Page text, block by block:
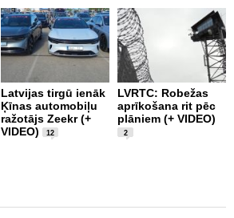
Latvijas tirgū ienāk
Ķīnas automobiļu
ražotājs Zeekr (+
VIDEO)
12
LVRTC: Robežas
aprīkošana rit pēc
plāniem (+ VIDEO)
2